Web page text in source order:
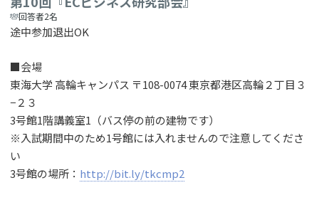
回答者2名
途中参加退出OK
■会場
東海大学 高輪キャンパス 〒108-0074 東京都港区高輪２丁目３
−２３
3号館1階講義室1（バス停の前の建物です）
※入試期間中のため1号館には入れませんので注意してくださ
い
3号館の場所： http://bit.ly/tkcmp2